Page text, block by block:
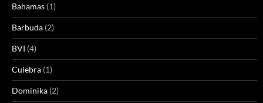
Bahamas (1)
Barbuda (2)
BVI (4)
Culebra (1)
Dominika (2)